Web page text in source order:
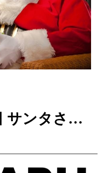
ラン
サンタさん